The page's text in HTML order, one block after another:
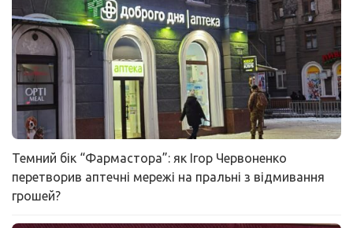
Темний бік “Фармастора”: як Ігор Червоненко
перетворив аптечні мережі на пральні з відмивання
грошей?